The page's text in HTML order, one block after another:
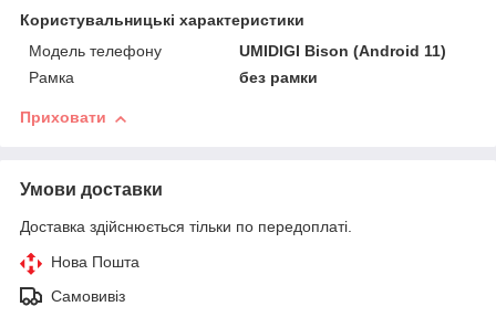
Користувальницькі характеристики
Модель телефону
UMIDIGI Bison (Android 11)
Рамка
без рамки
Приховати
Умови доставки
Доставка здійснюється тільки по передоплаті.
Нова Пошта
Самовивіз